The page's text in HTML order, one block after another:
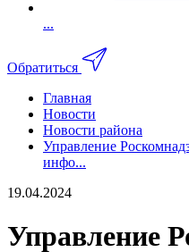
...
Обратиться
Главная
Новости
Новости района
Управление
инфо...
19.04.2024
Управление